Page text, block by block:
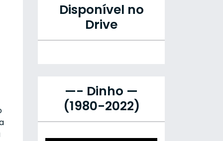
Disponível no
Drive
—- Dinho —
(1980-2022)